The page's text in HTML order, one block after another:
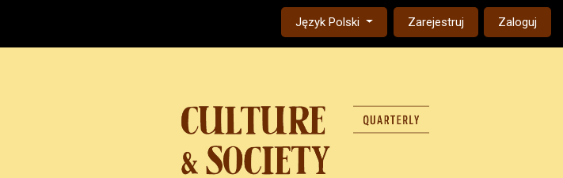
Change the language. The current language is:
Język Polski Zarejestruj Zaloguj